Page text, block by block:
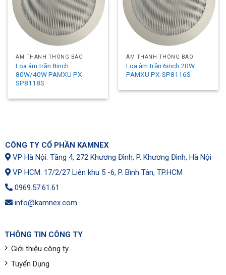
ÂM THANH THÔNG BÁO
Loa âm trần 8inch
80W/40W PAMXU PX-
SP8118S
ÂM THANH THÔNG BÁO
Loa âm trần 6inch 20W
PAMXU PX-SP8116S
CÔNG TY CỔ PHẦN KAMNEX
VP Hà Nội: Tầng 4, 272 Khương Đình, P. Khương Đình, Hà Nội
VP HCM: 17/2/27 Liên khu 5 -6, P. Bình Tân, TP.HCM
0969.57.61.61
info@kamnex.com
THÔNG TIN CÔNG TY
Giới thiệu công ty
Tuyển Dụng